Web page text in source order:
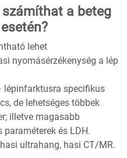
a beteg
lehet
nyomásérzékenység a lép
lépinfarktusra specifikus
de lehetséges többek
illetve magasabb
és LDH.
ultrahang, hasi CT/MR.